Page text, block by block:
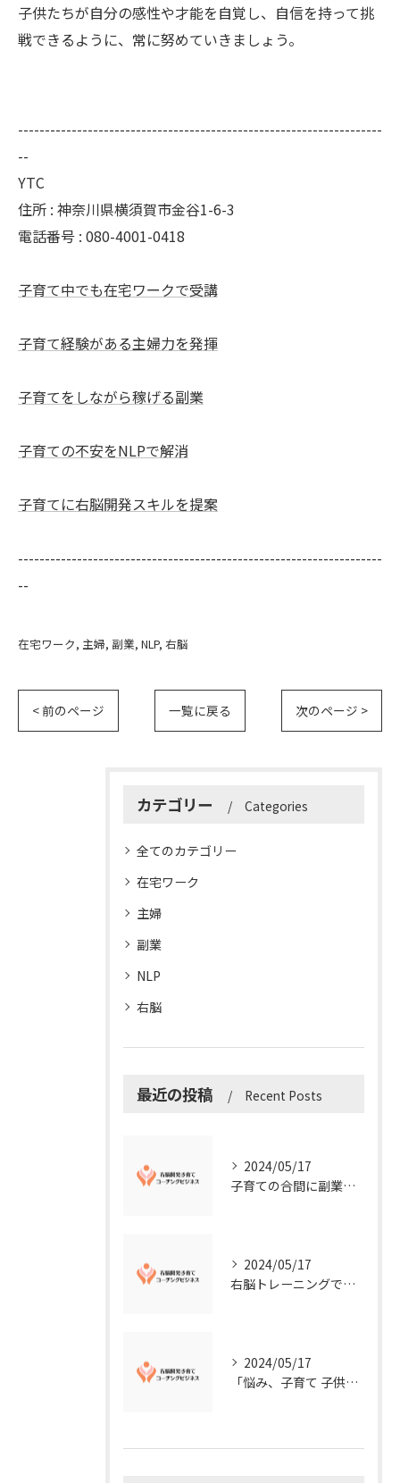
子供たちが自分の感性や才能を自覚し、自信を持って挑
戦できるように、常に努めていきましょう。
--------------------------------------------------------------------
--
YTC
住所 : 神奈川県横須賀市金谷1-6-3
電話番号 : 080-4001-0418
子育て中でも在宅ワークで受講
子育て経験がある主婦力を発揮
子育てをしながら稼げる副業
子育ての不安をNLPで解消
子育てに右脳開発スキルを提案
--------------------------------------------------------------------
--
在宅ワーク 主婦 副業 NLP 右脳
< 前のページ 一覧に戻る 次のページ >
カテゴリー Categories
全てのカテゴリー
在宅ワーク
主婦
副業
NLP
右脳
最近の投稿 Recent Posts
2024/05/17
子育ての合間に副業コーチングで収入アップ！右脳開発子育てコーチングビジネスの可能性とは？
2024/05/17
右脳トレーニングで視覚的センスを磨こう！
2024/05/17
「悩み、子育て 子供の発達」を解決する右脳開発子育てコーチングビジネス業界の魅力とは？